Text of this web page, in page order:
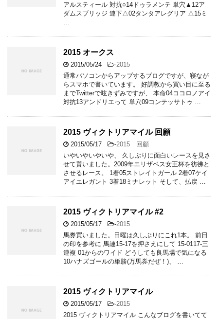
アルスティール 対抗○14ドゥラメンテ 単穴▲12ア
ダムスブリッジ 連下△02タンタアレグリア △15ミ
2015 オークス
2015/05/24 -2015
通常パソコンからアップするブログですが、寝なが
らスマホで書いています。 好調教から買い目に至る
までTwitterで呟きずみですが、 本命04ココロノアイ
対抗13アンドリエって 単穴09コンテッサトゥ …
2015 ヴィクトリアマイル 回顧
2015/05/17 -2015 回顧
いやいやいやいや、 久しぶりに面白いレースを見さ
せて貰いました。2009年エリザベス女王杯を彷彿と
させるレース。 1着05ストレイトガール 2着07ケイ
アイエレガント 3着18ミナレット そして、払戻 …
2015 ヴィクトリアマイル #2
2015/05/17 -2015
馬券買いました。日曜は久しぶりにこれ1本。 前日
の印を参考に 馬連15-17を押さえにして 15-0117-三
連複 01からのワイド どうしても良馬場で気になる
10ハナズゴールの単勝(万馬券だぜ！)、 …
2015 ヴィクトリアマイル
2015/05/17 -2015
2015 ヴィクトリアマイル こんなブログを書いてて